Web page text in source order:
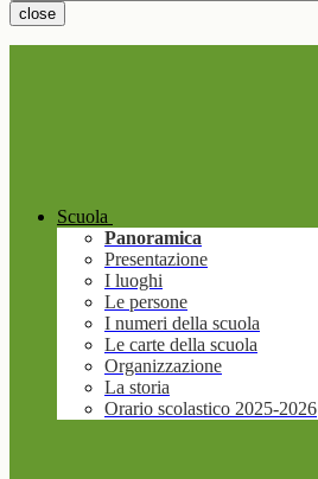
close
Scuola
Panoramica
Presentazione
I luoghi
Le persone
I numeri della scuola
Le carte della scuola
Organizzazione
La storia
Orario scolastico 2025-2026